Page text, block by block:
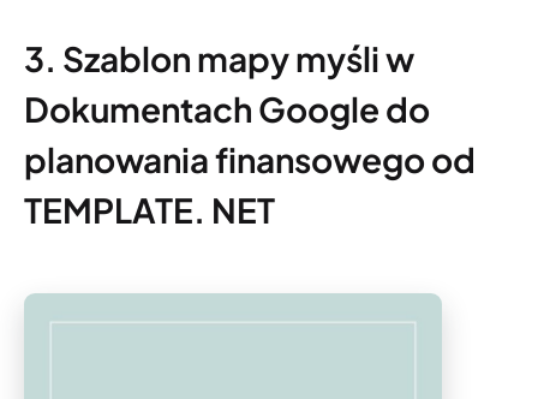
3. Szablon mapy myśli w
Dokumentach Google do
planowania finansowego od
TEMPLATE. NET